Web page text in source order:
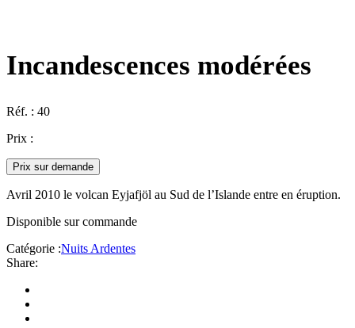
Incandescences modérées
Réf. : 40
Prix :
Prix sur demande
Avril 2010 le volcan Eyjafjöl au Sud de l’Islande entre en éruption.
Disponible sur commande
Catégorie :Nuits Ardentes
Share: